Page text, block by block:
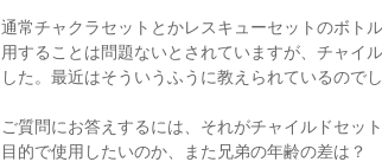
通常チャクラセットとかレスキューセットのボト
用することは問題ないとされていますが、チャイ
した。最近はそういうふうに教えられているので
ご質問にお答えするには、それがチャイルドセッ
目的で使用したいのか、また兄弟の年齢の差は？